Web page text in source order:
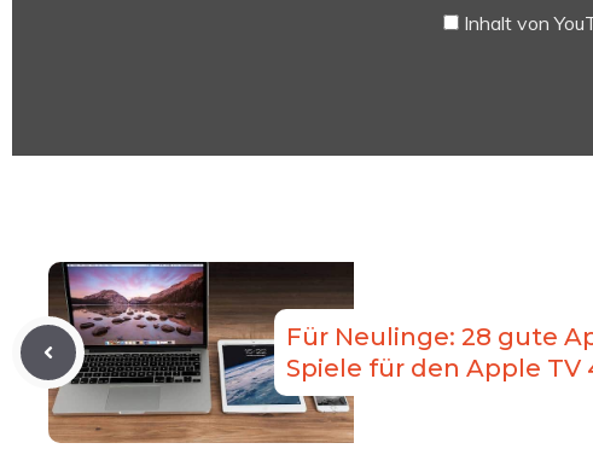
anzeigen
Inhalt von
Für Neulinge: 28 gute
Spiele für den Apple TV